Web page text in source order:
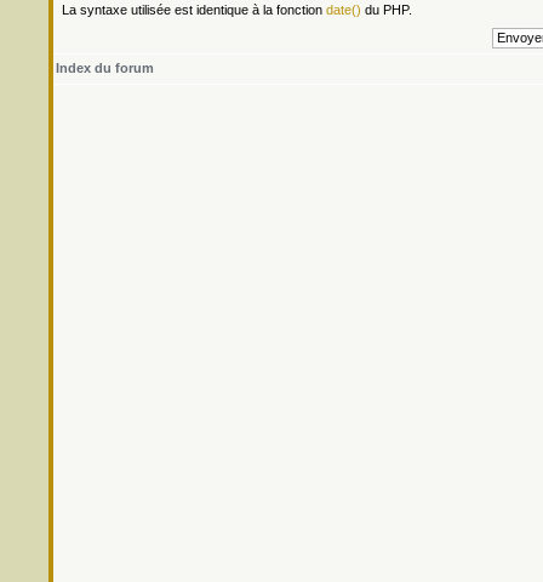
La syntaxe utilisée est identique à la fonction date() du PHP.
Index du forum